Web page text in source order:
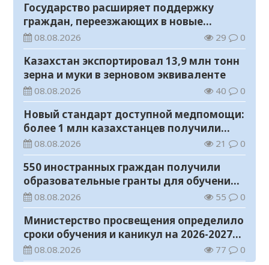
Государство расширяет поддержку
граждан, переезжающих в новые
регионы для работы
08.08.2026 29 0
Казахстан экспортировал 13,9 млн тонн
зерна и муки в зерновом эквиваленте
08.08.2026 40 0
Новый стандарт доступной медпомощи:
более 1 млн казахстанцев получили
телемедицинские услуги
08.08.2026 21 0
550 иностранных граждан получили
образовательные гранты для обучения в
Казахстане
08.08.2026 55 0
Министерство просвещения определило
сроки обучения и каникул на 2026-2027
учебный год
08.08.2026 77 0